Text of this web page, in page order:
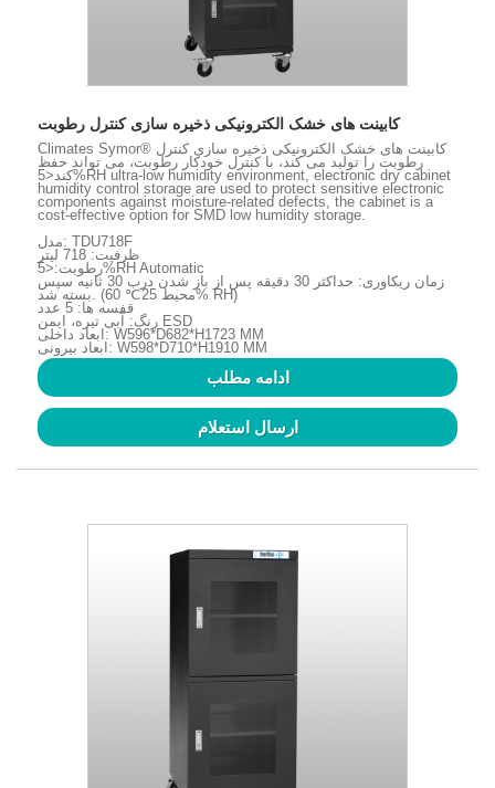
کابینت های خشک الکترونیکی ذخیره سازی کنترل رطوبت
Climates Symor® کابینت های خشک الکترونیکی ذخیره سازی کنترل
رطوبت را تولید می کند، با کنترل خودکار رطوبت، می تواند حفظ
کند<5%RH ultra-low humidity environment, electronic dry cabinet
humidity control storage are used to protect sensitive electronic
components against moisture-related defects, the cabinet is a
cost-effective option for SMD low humidity storage.
مدل: TDU718F
ظرفیت: 718 لیتر
رطوبت:<5%RH Automatic
زمان ریکاوری: حداکثر 30 دقیقه پس از باز شدن درب 30 ثانیه سپس
بسته شد. (محیط 25℃ 60% RH)
قفسه ها: 5 عدد
رنگ: آبی تیره، ایمن ESD
ابعاد داخلی: W596*D682*H1723 MM
ابعاد بیرونی: W598*D710*H1910 MM
ادامه مطلب
ارسال استعلام